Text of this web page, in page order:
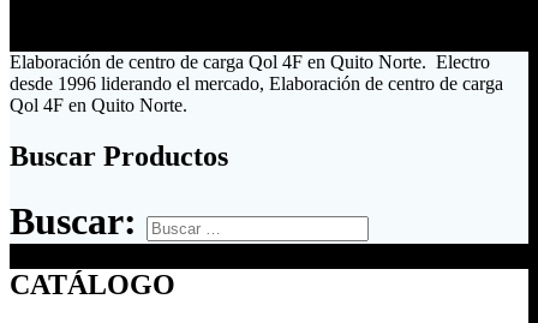
Elaboración de centro de carga Qol 4F en Quito Norte. Electro
desde 1996 liderando el mercado, Elaboración de centro de carga
Qol 4F en Quito Norte.
Buscar Productos
Buscar:
CATÁLOGO